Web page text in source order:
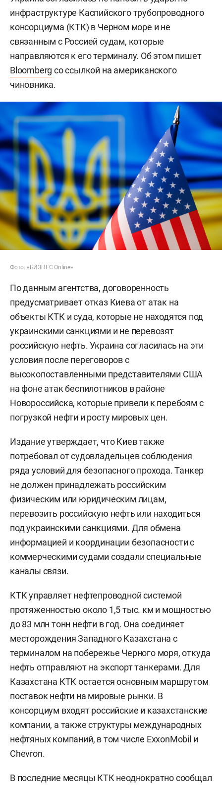
инфраструктуре Каспийского трубопроводного
консорциума (КТК) в Черном море и не
связанным с Россией судам, которые
направляются к его терминалу. Об этом пишет
Bloomberg со ссылкой на американского
чиновника.
Фото: «БИЗНЕС Online»
По данным агентства, договоренность
предусматривает отказ Киева от атак на
объекты КТК и суда, которые не находятся под
украинскими санкциями и не перевозят
российскую нефть. Украина согласилась на эти
условия после переговоров с
высокопоставленными представителями США
на фоне атак беспилотников в районе
Новороссийска, которые привели к перебоям с
погрузкой нефти и росту мировых цен.
Издание утверждает, что Киев также
потребовал от судовладельцев соблюдения
ряда условий для безопасного прохода. Танкер
не должен принадлежать российским
физическим или юридическим лицам,
перевозить российскую нефть или находиться
под украинскими санкциями. Для обмена
информацией и координации безопасности с
коммерческими судами создали специальные
каналы связи.
КТК управляет нефтепроводной системой
протяженностью около 1,5 тыс. км и мощностью
до 83 млн тонн нефти в год. Она соединяет
месторождения Западного Казахстана с
терминалом на побережье Черного моря, откуда
нефть отправляют на экспорт танкерами. Для
Казахстана КТК остается основным маршрутом
поставок нефти на мировые рынки. В
консорциум входят российские и казахстанские
компании, а также структуры международных
нефтяных компаний, в том числе ExxonMobil и
Chevron.
В последние месяцы КТК неоднократно сообщал